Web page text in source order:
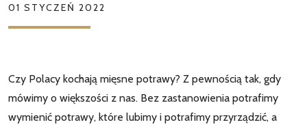
01 STYCZEŃ 2022
Czy Polacy kochają mięsne potrawy? Z pewnością tak, gdy
mówimy o większości z nas. Bez zastanowienia potrafimy
wymienić potrawy, które lubimy i potrafimy przyrządzić, a